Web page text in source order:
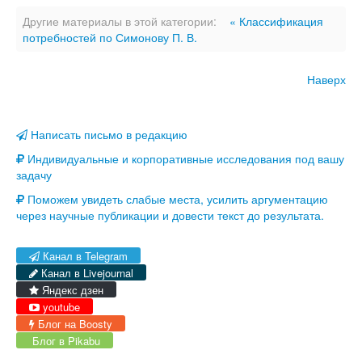
Другие материалы в этой категории:
« Классификация
потребностей по Симонову П. В.
Наверх
Написать письмо в редакцию
Индивидуальные и корпоративные исследования под вашу
задачу
Поможем увидеть слабые места, усилить аргументацию
через научные публикации и довести текст до результата.
Канал в Telegram
Канал в Livejournal
Яндекс дзен
youtube
Блог на Boosty
Блог в Pikabu